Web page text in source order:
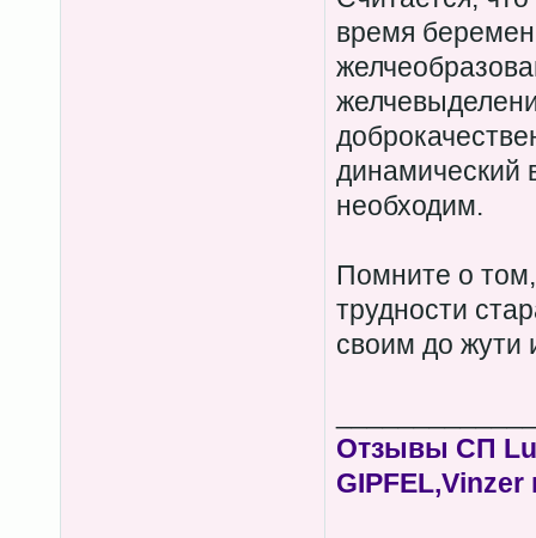
время
динамический
необходим.
Помните о
трудности
своим до
Отзывы СП
GIPFEL,Vinzer